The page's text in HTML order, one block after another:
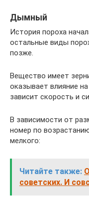
Дымный
История пороха
остальные виды
позже.
Вещество имеет
оказывает влияние
зависит скорость и
В зависимости от
номер по
мелкого:
Читайте также:
советских. И